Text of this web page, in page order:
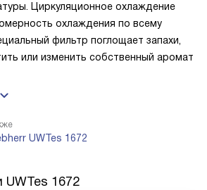
Циркуляционное охлаждение
охлаждения по всему
фильтр поглощает запахи,
или изменить собственный аромат
UWTes 1672
UWTes 1672